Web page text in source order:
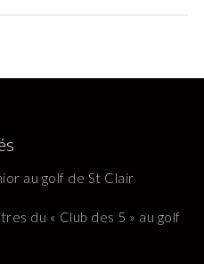
au golf de St Clair
du « Club des 5 » au golf